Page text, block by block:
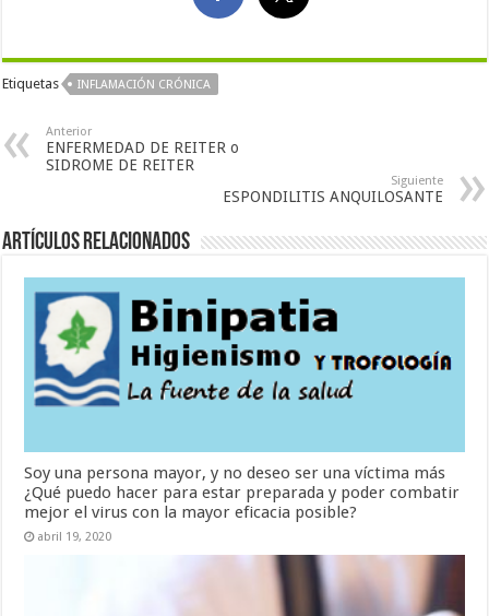
Etiquetas INFLAMACIÓN CRÓNICA
Anterior
ENFERMEDAD DE REITER o
SIDROME DE REITER
Siguiente
ESPONDILITIS ANQUILOSANTE
Artículos Relacionados
Soy una persona mayor, y no deseo ser una víctima más
¿Qué puedo hacer para estar preparada y poder combatir
mejor el virus con la mayor eficacia posible?
abril 19, 2020